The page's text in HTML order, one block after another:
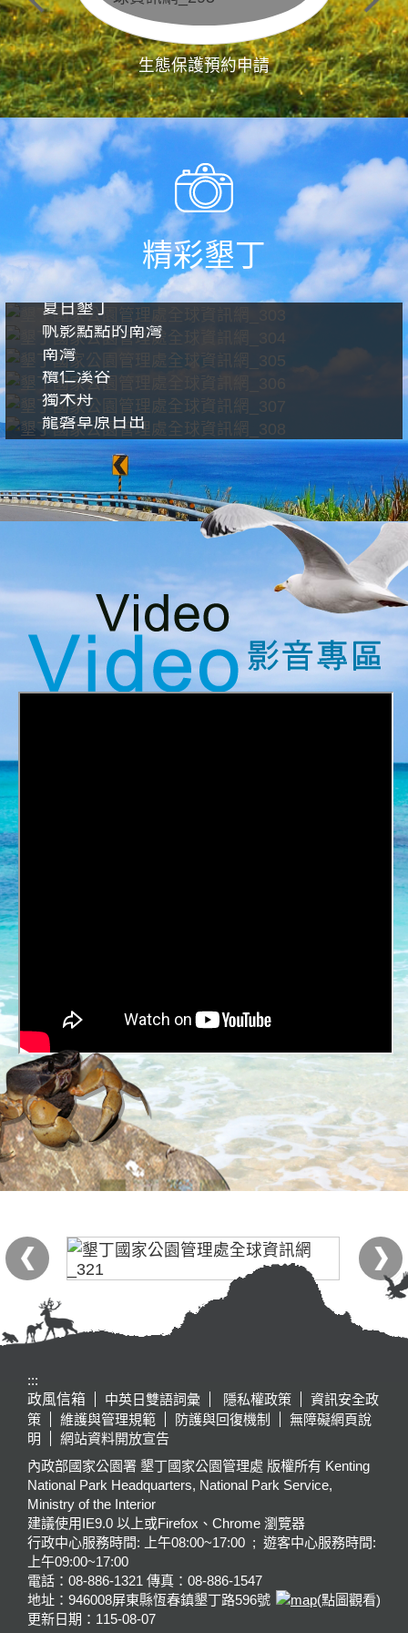
生態保護預約申請
精彩墾丁
夏日墾丁
帆影點點的南灣
南灣
欖仁溪谷
獨木舟
龍磐草原日出
:::
政風信箱
中英日雙語詞彙 隱私權政策
資訊安全政
策
維護與管理規範 防護與回復機制
無障礙網頁說
明
網站資料開放宣告
內政部國家公園署 墾丁國家公園管理處 版權所有 Kenting
National Park Headquarters, National Park Service,
Ministry of the Interior
建議使用IE9.0 以上或Firefox、Chrome 瀏覽器
行政中心服務時間: 上午08:00~17:00 ; 遊客中心服務時間:
上午09:00~17:00
電話：08-886-1321 傳真：08-886-1547
地址：946008屏東縣恆春鎮墾丁路596號
(點圖觀看)
更新日期： 115-08-07